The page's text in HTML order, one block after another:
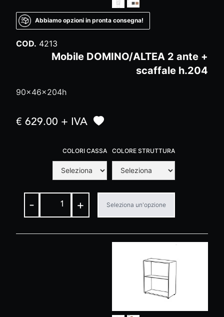
Abbiamo opzioni in pronta consegna!
COD. 4213
Mobile DOMINO/ALTEA 2 ante +
scaffale h.204
90x46x204h
€ 629.00 + IVA
COLORI CASSA COLORE STRUTTURA
- + Seleziona un'opzione